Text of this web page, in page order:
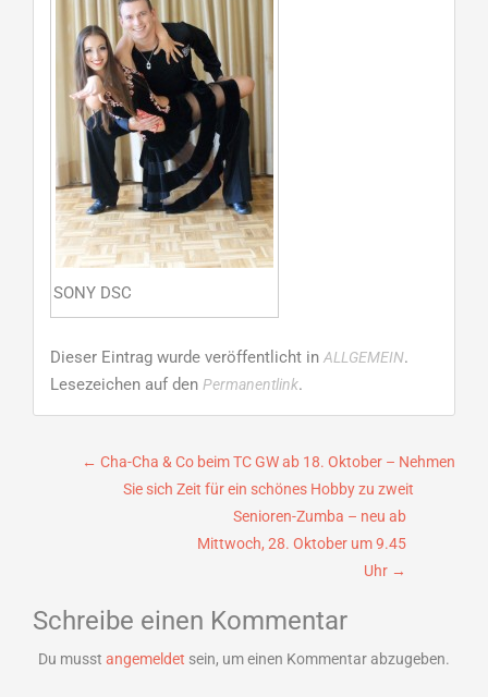
SONY DSC
Dieser Eintrag wurde veröffentlicht in ALLGEMEIN.
Lesezeichen auf den Permanentlink.
Beitragsnavigation
← Cha-Cha & Co beim TC GW ab 18. Oktober – Nehmen
Sie sich Zeit für ein schönes Hobby zu zweit
Senioren-Zumba – neu ab
Mittwoch, 28. Oktober um 9.45
Uhr →
Schreibe einen Kommentar
Du musst angemeldet sein, um einen Kommentar abzugeben.